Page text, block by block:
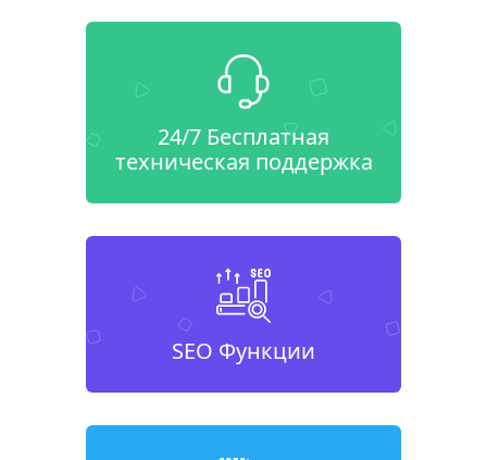
24/7 Бесплатная
техническая поддержка
SEO Функции